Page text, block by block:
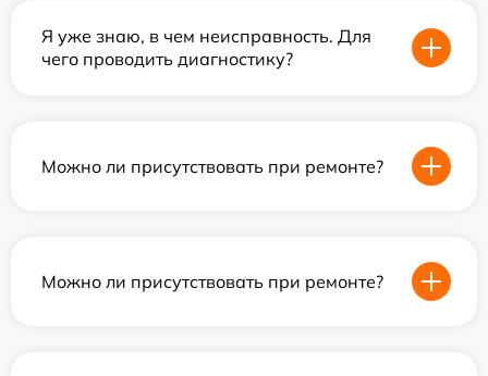
Я уже знаю, в чем неисправность. Для
чего проводить диагностику?
Можно ли присутствовать при ремонте?
Можно ли присутствовать при ремонте?